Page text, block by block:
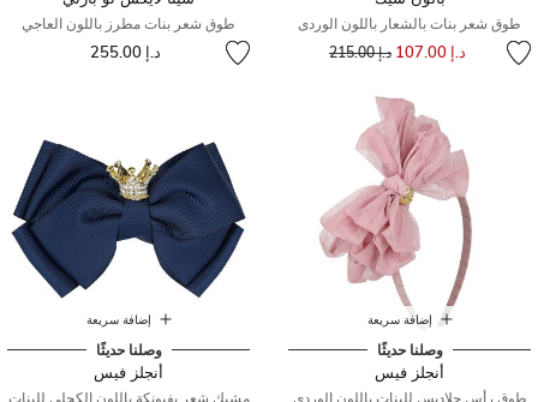
طوق شعر بنات بالشعار باللون الوردى
د.إ 107.00 سعر مخفض مند.إ 215.00
طوق شعر بنات مطرز باللون العاجي
د.إ 255.00
إضافة سريعة
وصلنا حديثًا
أنجلز فيس
طوق رأس جلاديس للبنات باللون الوردي
إضافة سريعة
وصلنا حديثًا
أنجلز فيس
مشبك شعر بفيونكة باللون الكحلى للبنات